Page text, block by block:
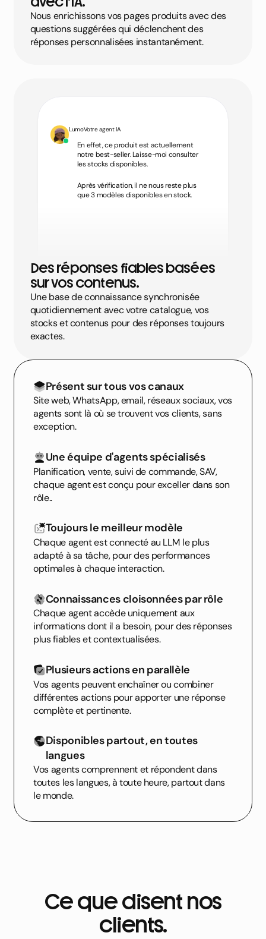
Nous enrichissons vos pages produits avec des
questions suggérées qui déclenchent des
réponses personnalisées instantanément.
LumoVotre agent IA
En effet, ce produit est actuellement
notre best-seller. Laisse-moi consulter
les stocks disponibles.
Après vérification, il ne nous reste plus
que 3 modèles disponibles en stock.
Des réponses fiables basées
sur vos contenus.
Une base de connaissance synchronisée
quotidiennement avec votre catalogue, vos
stocks et contenus pour des réponses toujours
exactes.
Présent sur tous vos canaux
Site web, WhatsApp, email, réseaux sociaux, vos
agents sont là où se trouvent vos clients, sans
exception.
Une équipe d'agents spécialisés
Planification, vente, suivi de commande, SAV,
chaque agent est conçu pour exceller dans son
rôle..
Toujours le meilleur modèle
Chaque agent est connecté au LLM le plus
adapté à sa tâche, pour des performances
optimales à chaque interaction.
Connaissances cloisonnées par rôle
Chaque agent accède uniquement aux
informations dont il a besoin, pour des réponses
plus fiables et contextualisées.
Plusieurs actions en parallèle
Vos agents peuvent enchaîner ou combiner
différentes actions pour apporter une réponse
complète et pertinente.
Disponibles partout, en toutes
langues
Vos agents comprennent et répondent dans
toutes les langues, à toute heure, partout dans
le monde.
Ce que disent nos
clients.